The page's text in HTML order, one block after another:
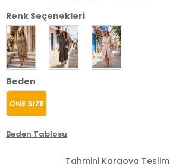
Renk Seçenekleri
Beden
ONE SIZE
Beden Tablosu
Tahmini Kargoya Teslim